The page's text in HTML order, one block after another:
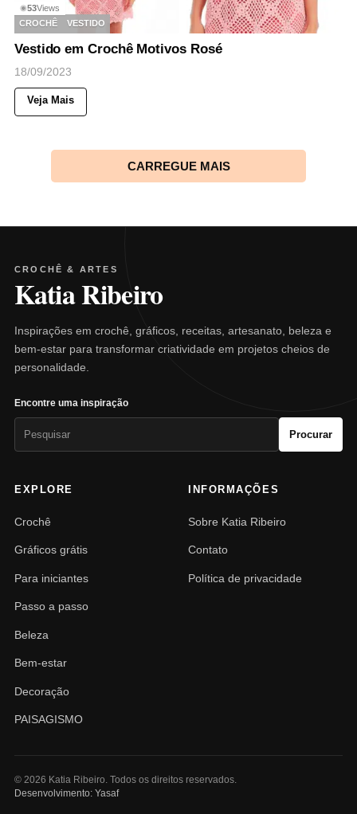
◉53Views
CROCHÊ
VESTIDO
Vestido em Crochê Motivos Rosé
18/09/2023
Veja Mais
CARREGUE MAIS
CROCHÊ & ARTES
Katia Ribeiro
Inspirações em crochê, gráficos, receitas, artesanato, beleza e
bem-estar para transformar criatividade em projetos cheios de
personalidade.
Encontre uma inspiração
Procurar
EXPLORE
Crochê
Gráficos grátis
Para iniciantes
Passo a passo
Beleza
Bem-estar
Decoração
PAISAGISMO
INFORMAÇÕES
Sobre Katia Ribeiro
Contato
Política de privacidade
© 2026 Katia Ribeiro. Todos os direitos reservados.
Desenvolvimento: Yasaf